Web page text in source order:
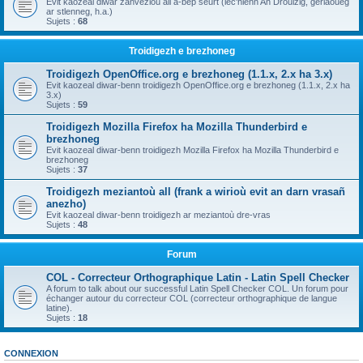
ar stlenneg, h.a.)
Sujets : 68
Troidigezh e brezhoneg
Troidigezh OpenOffice.org e brezhoneg (1.1.x, 2.x ha 3.x)
Evit kaozeal diwar-benn troidigezh OpenOffice.org e brezhoneg (1.1.x, 2.x ha
3.x)
Sujets : 59
Troidigezh Mozilla Firefox ha Mozilla Thunderbird e
brezhoneg
Evit kaozeal diwar-benn troidigezh Mozilla Firefox ha Mozilla Thunderbird e
brezhoneg
Sujets : 37
Troidigezh meziantoù all (frank a wirioù evit an darn vrasañ
anezho)
Evit kaozeal diwar-benn troidigezh ar meziantoù dre-vras
Sujets : 48
Forum
COL - Correcteur Orthographique Latin - Latin Spell Checker
A forum to talk about our successful Latin Spell Checker COL. Un forum pour
échanger autour du correcteur COL (correcteur orthographique de langue
latine).
Sujets : 18
CONNEXION